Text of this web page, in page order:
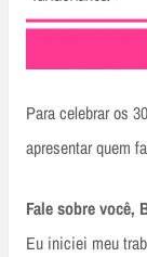
Para celebrar os
apresentar quem
Fale sobre você,
Eu iniciei meu